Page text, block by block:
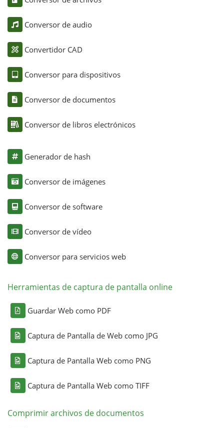
Conversor de audio
Convertidor CAD
Conversor para dispositivos
Conversor de documentos
Conversor de libros electrónicos
Generador de hash
Conversor de imágenes
Conversor de software
Conversor de vídeo
Conversor para servicios web
Herramientas de captura de pantalla online
Guardar Web como PDF
Captura de Pantalla de Web como JPG
Captura de Pantalla Web como PNG
Captura de Pantalla Web como TIFF
Comprimir archivos de documentos